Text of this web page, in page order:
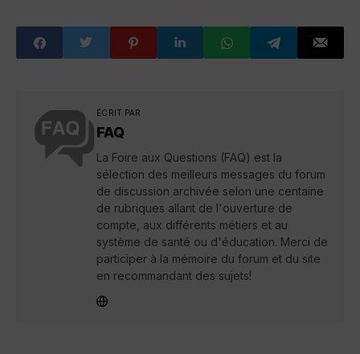
ÉCRIT PAR
FAQ
La Foire aux Questions (FAQ) est la
sélection des meilleurs messages du forum
de discussion archivée selon une centaine
de rubriques allant de l'ouverture de
compte, aux différents métiers et au
système de santé ou d'éducation. Merci de
participer à la mémoire du forum et du site
en recommandant des sujets!